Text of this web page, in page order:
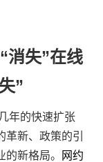
消失”在线
”
年的快速扩张
新、政策的引
新格局。
网约